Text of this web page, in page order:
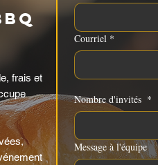
frais et
Courriel *
Nombre d'invités *
Message à l'équipe